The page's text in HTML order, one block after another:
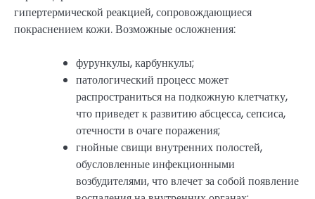
гипертермической реакцией, сопровождающиеся
покраснением кожи. Возможные осложнения:
фурункулы, карбункулы;
патологический процесс может
распространиться на подкожную клетчатку,
что приведет к развитию абсцесса, сепсиса,
отечности в очаге поражения;
гнойные свищи внутренних полостей,
обусловленные инфекционными
возбудителями, что влечет за собой появление